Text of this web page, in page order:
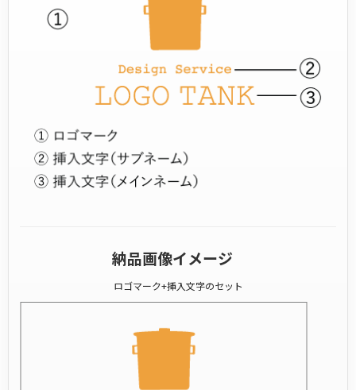
納品画像イメージ
ロゴマーク+挿入文字のセット